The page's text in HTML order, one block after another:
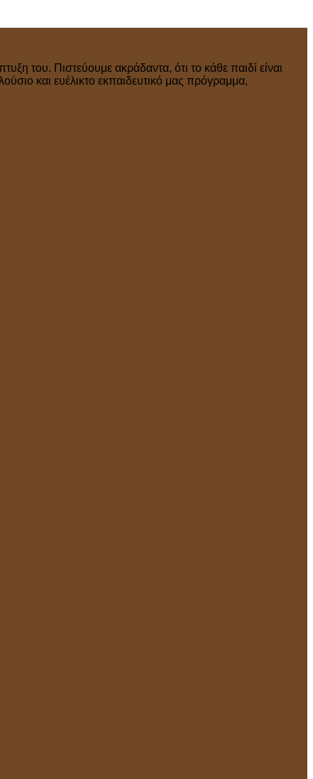
του. Πιστεύουμε ακράδαντα, ότι το κάθε παιδί είναι
και ευέλικτο εκπαιδευτικό μας πρόγραμμα,